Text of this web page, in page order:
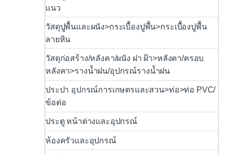
แนว
วัสดุปูพื้นและผนัง>กระเบื้องปูพื้น>กระเบื้องปูพื้น
ลายหิน
วัสดุก่อสร้าง/หลังคา/ผนัง ฝา ฝ้า>หลังคา/ครอบ
หลังคา>รางน้ำฝน/อุปกรณ์รางน้ำฝน
ประปา อุปกรณ์การเกษตรและสวน>ท่อ>ท่อ PVC/
ข้อต่อ
ประตู หน้าต่างและอุปกรณ์
ห้องครัวและอุปกรณ์